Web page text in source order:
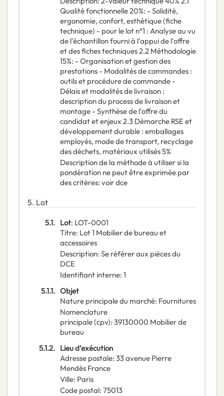
Qualité fonctionnelle 20%: - Solidité,
ergonomie, confort, esthétique (fiche
technique) - pour le lot n°1 : Analyse au vu
de l'échantillon fourni à l'appui de l'offre
et des fiches techniques 2.2 Méthodologie
15%: - Organisation et gestion des
prestations - Modalités de commandes :
outils et procédure de commande -
Délais et modalités de livraison :
description du process de livraison et
montage - Synthèse de l'offre du
candidat et enjeux 2.3 Démarche RSE et
développement durable : emballages
employés, mode de transport, recyclage
des déchets, matériaux utilisés 5%
Description de la méthode à utiliser si la
pondération ne peut être exprimée par
des critères: voir dce
5. Lot
5.1. Lot: LOT-0001
Titre: Lot 1 Mobilier de bureau et
accessoires
Description: Se référer aux pièces du
DCE
Identifiant interne: 1
5.1.1. Objet
Nature principale du marché: Fournitures
Nomenclature
principale(cpv): 39130000 Mobilier de
bureau
5.1.2. Lieu d’exécution
Adresse postale: 33 avenue Pierre
Mendès France
Ville: Paris
Code postal: 75013